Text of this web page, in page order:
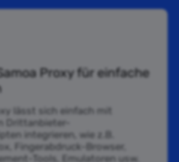
Proxy für einfache
lässt sich einfach mit
Drittanbieter-
integrieren, wie z.B.
Fingerabdruck-Browser,
Tools, Emulatoren usw.